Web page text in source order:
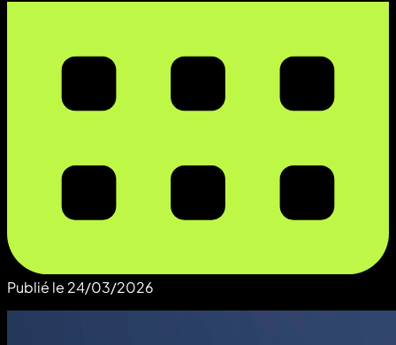
Publié le 24/03/2026